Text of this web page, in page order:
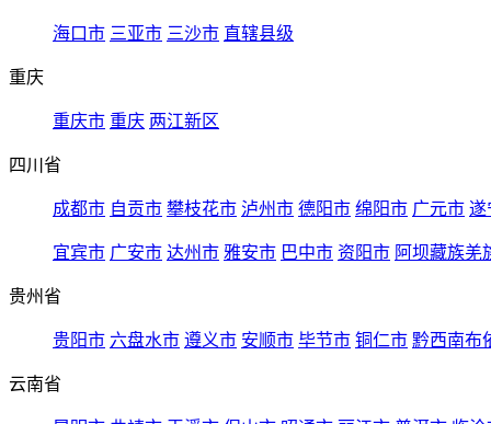
海口市 三亚市 三沙市 直辖县级
重庆
重庆市 重庆 两江新区
四川省
成都市 自贡市 攀枝花市 泸州市 德阳市 绵阳市 广元市 遂
宜宾市 广安市 达州市 雅安市 巴中市 资阳市 阿坝藏族羌
贵州省
贵阳市 六盘水市 遵义市 安顺市 毕节市 铜仁市 黔西南布
云南省